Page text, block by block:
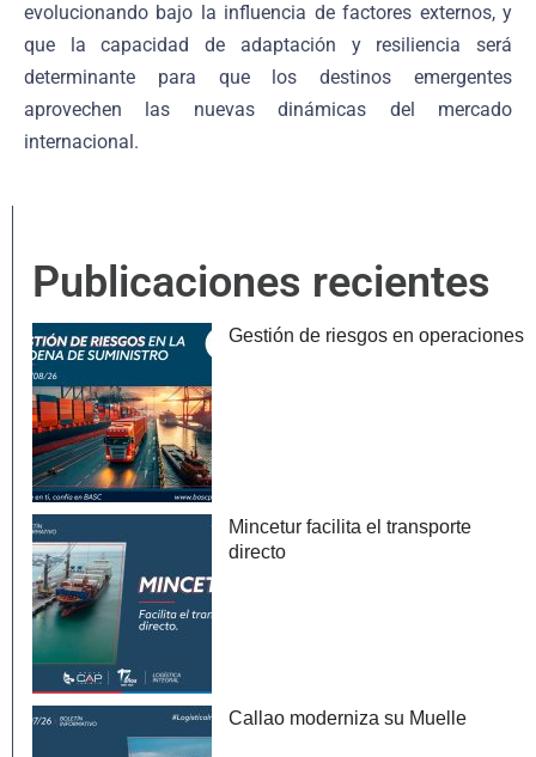
evolucionando bajo la influencia de factores externos, y
que la capacidad de adaptación y resiliencia será
determinante para que los destinos emergentes
aprovechen las nuevas dinámicas del mercado
internacional.
Publicaciones recientes
Gestión de riesgos en operaciones
Mincetur facilita el transporte
directo
Callao moderniza su Muelle